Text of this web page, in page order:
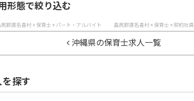
形態で絞り込む
郡渡名喜村 × 保育士 × パート・アルバイト 島尻郡渡名喜村 × 保育士 × 契約社員
沖縄県の保育士求人一覧
探す